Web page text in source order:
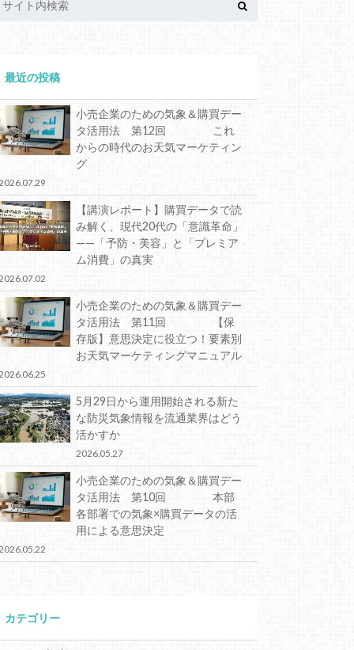
最近の投稿
小売企業のための気象＆購買デー
タ活用法 第12回 これ
からの時代のお天気マーケティン
グ
【講演レポート】購買データで読
み解く、現代20代の「意識革命」
——「予防・美容」と「プレミア
ム消費」の真実
小売企業のための気象＆購買デー
タ活用法 第11回 【保
存版】意思決定に役立つ！要素別
お天気マーケティングマニュアル
5月29日から運用開始される新た
な防災気象情報を流通業界はどう
活かすか
2026.05.27
小売企業のための気象＆購買デー
タ活用法 第10回 本部
各部署での気象×購買データの活
用による意思決定
カテゴリー